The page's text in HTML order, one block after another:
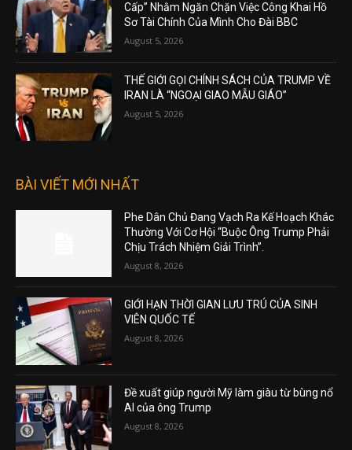
Cấp” Nhằm Ngăn Chặn Việc Công Khai Hồ
Sơ Tài Chính Của Mình Cho Đài BBC
August 5, 2026
THẾ GIỚI GỌI CHÍNH SÁCH CỦA TRUMP VỀ
IRAN LÀ “NGOẠI GIAO MẪU GIÁO”
August 5, 2026
BÀI VIẾT MỚI NHẤT
Phe Dân Chủ Đang Vạch Ra Kế Hoạch Khác
Thường Với Cơ Hội “Buộc Ông Trump Phải
Chịu Trách Nhiệm Giải Trình”.
August 8, 2026
GIỚI HẠN THỜI GIAN LƯU TRÚ CỦA SINH
VIÊN QUỐC TẾ
August 8, 2026
Đề xuất giúp người Mỹ làm giàu từ bùng nổ
AI của ông Trump
August 8, 2026